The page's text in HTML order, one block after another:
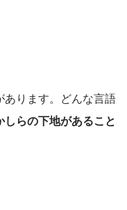
ります。どんな言語
しらの下地があること